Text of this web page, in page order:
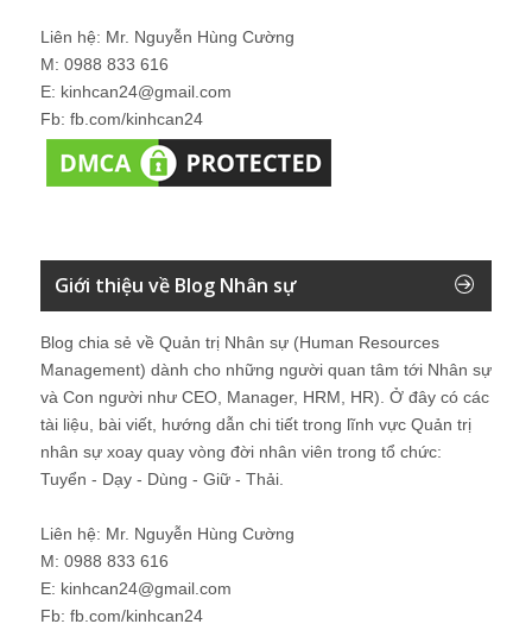
Liên hệ: Mr. Nguyễn Hùng Cường
M: 0988 833 616
E: kinhcan24@gmail.com
Fb: fb.com/kinhcan24
Giới thiệu về Blog Nhân sự
Blog chia sẻ về Quản trị Nhân sự (Human Resources
Management) dành cho những người quan tâm tới Nhân sự
và Con người như CEO, Manager, HRM, HR). Ở đây có các
tài liệu, bài viết, hướng dẫn chi tiết trong lĩnh vực Quản trị
nhân sự xoay quay vòng đời nhân viên trong tổ chức:
Tuyển - Dạy - Dùng - Giữ - Thải.
Liên hệ: Mr. Nguyễn Hùng Cường
M: 0988 833 616
E: kinhcan24@gmail.com
Fb: fb.com/kinhcan24